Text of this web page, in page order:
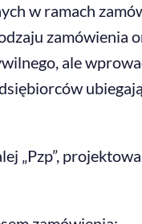
w ramach
zamówienia
ale
„Pzp”,